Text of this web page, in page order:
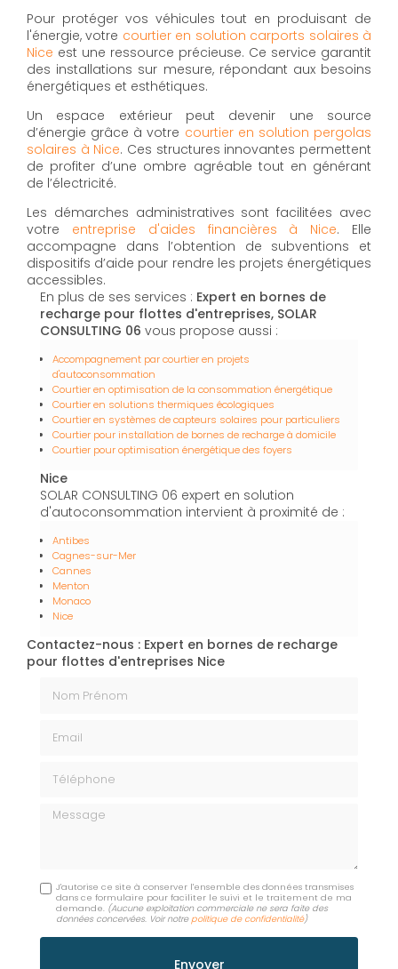
Pour protéger vos véhicules tout en produisant de
l'énergie, votre courtier en solution carports solaires à
Nice est une ressource précieuse. Ce service garantit
des installations sur mesure, répondant aux besoins
énergétiques et esthétiques.
Un espace extérieur peut devenir une source
d’énergie grâce à votre courtier en solution pergolas
solaires à Nice. Ces structures innovantes permettent
de profiter d’une ombre agréable tout en générant
de l’électricité.
Les démarches administratives sont facilitées avec
votre entreprise d'aides financières à Nice. Elle
accompagne dans l’obtention de subventions et
dispositifs d’aide pour rendre les projets énergétiques
accessibles.
En plus de ses services : Expert en bornes de
recharge pour flottes d'entreprises, SOLAR
CONSULTING 06 vous propose aussi :
Accompagnement par courtier en projets
d'autoconsommation
Courtier en optimisation de la consommation énergétique
Courtier en solutions thermiques écologiques
Courtier en systèmes de capteurs solaires pour particuliers
Courtier pour installation de bornes de recharge à domicile
Courtier pour optimisation énergétique des foyers
Nice
SOLAR CONSULTING 06 expert en solution
d'autoconsommation intervient à proximité de :
Antibes
Cagnes-sur-Mer
Cannes
Menton
Monaco
Nice
Contactez-nous : Expert en bornes de recharge
pour flottes d'entreprises Nice
Message
J'autorise ce site à conserver l'ensemble des données transmises
dans ce formulaire pour faciliter le suivi et le traitement de ma
demande. (Aucune exploitation commerciale ne sera faite des
données concervées. Voir notrepolitique de confidentialité)